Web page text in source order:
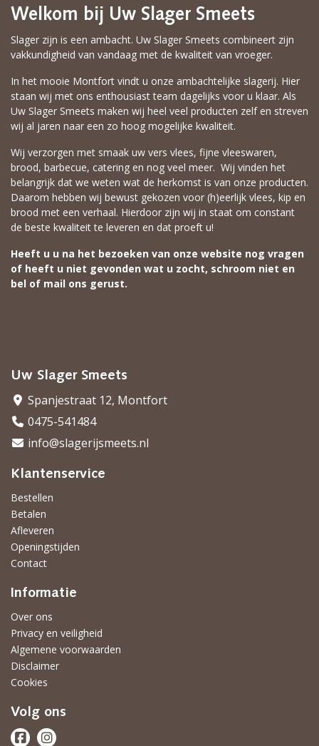
Welkom bij Uw Slager Smeets
Slager zijn is een ambacht. Uw Slager Smeets combineert zijn
vakkundigheid van vandaag met de kwaliteit van vroeger.
In het mooie Montfort vindt u onze ambachtelijke slagerij. Hier
staan wij met ons enthousiast team dagelijks voor u klaar. Als
Uw Slager Smeets maken wij heel veel producten zelf en streven
wij al jaren naar een zo hoog mogelijke kwaliteit.
Wij verzorgen met smaak uw vers vlees, fijne vleeswaren,
brood, barbecue, catering en nog veel meer. Wij vinden het
belangrijk dat we weten wat de herkomst is van onze producten.
Daarom hebben wij bewust gekozen voor (h)eerlijk vlees, kip en
brood met een verhaal. Hierdoor zijn wij in staat om constant
de beste kwaliteit te leveren en dat proeft u!
Heeft u u na het bezoeken van onze website nog vragen
of heeft u niet gevonden wat u zocht, schroom niet en
bel of mail ons gerust.
Uw Slager Smeets
Spanjestraat 12, Montfort
0475-541484
info@slagerijsmeets.nl
Klantenservice
Bestellen
Betalen
Afleveren
Openingstijden
Contact
Informatie
Over ons
Privacy en veiligheid
Algemene voorwaarden
Disclaimer
Cookies
Volg ons